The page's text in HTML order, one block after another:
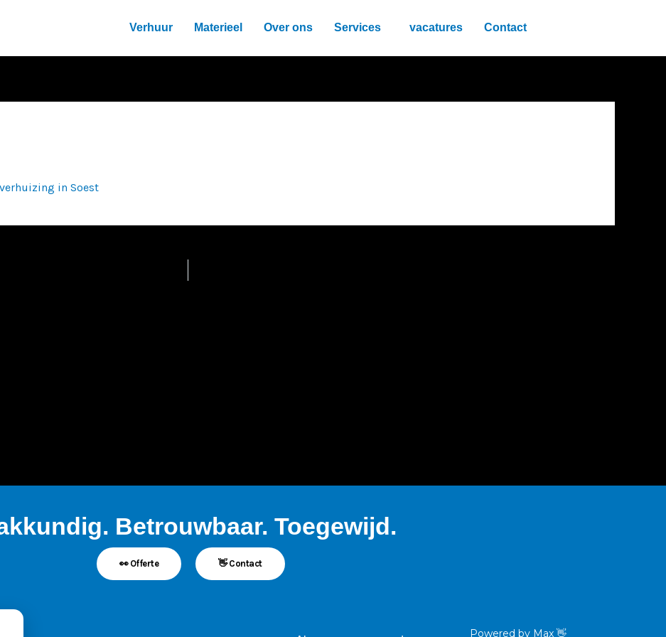
Verhuur Materieel Over ons Services vacatures Contact
Betrouwbaar. Toegewijd.
👀 Offerte 👋 Contact
Powered by Max 👋